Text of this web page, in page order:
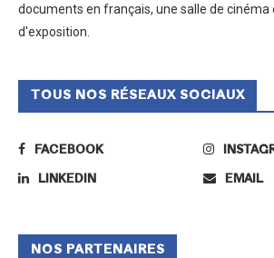
documents en français, une salle de cinéma
d'exposition.
TOUS NOS RÉSEAUX SOCIAUX
FACEBOOK
LINKEDIN EMAIL
NOS PARTENAIRES